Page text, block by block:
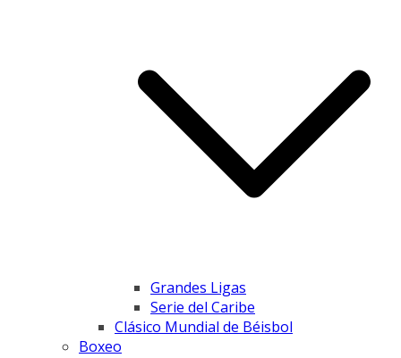
Grandes Ligas
Serie del Caribe
Clásico Mundial de Béisbol
Boxeo